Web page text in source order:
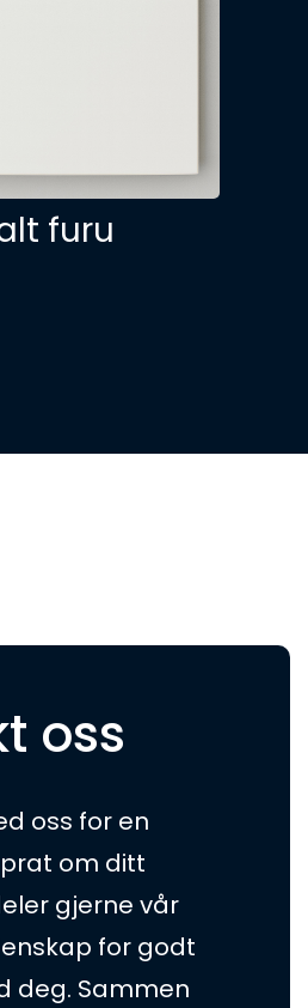
furu
oss
oss for en
om ditt
gjerne vår
for godt
deg. Sammen